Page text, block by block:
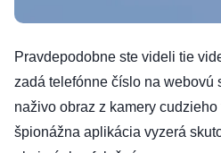
Pravdepodobne ste videli tie
zadá telefónne číslo na webovú
naživo obraz z kamery cudzieho
špionážna aplikácia vyzerá